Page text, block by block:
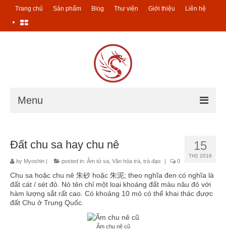
Trang chủ Sản phẩm Blog Thư viện Giới thiệu Liên hệ
Menu
Sản phẩm
Ucha – Trà của mẹ
Trà Đài Loan
15
TH2 2016
Đất chu sa hay chu nê
by Myoshin | posted in: Ấm tử sa Văn hóa trà, trà đạo | 0
Chu sa hoặc chu nê 朱砂 hoặc 朱泥; theo nghĩa đen có nghĩa là
đất cát / sét đỏ. Nó tên chỉ một loại khoáng đất màu nâu đỏ với
hàm lượng sắt rất cao. Có khoảng 10 mỏ có thể khai thác được
đất Chu ở Trung Quốc.
Ấm chu nê cũ